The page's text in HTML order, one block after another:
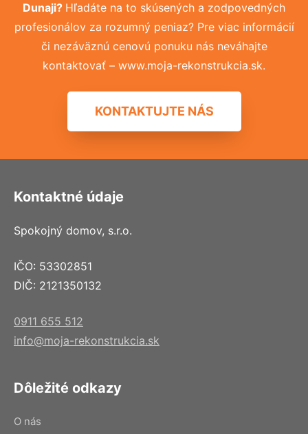
Dunaji? Hľadáte na to skúsených a zodpovedných
profesionálov za rozumný peniaz? Pre viac informácií
či nezáväznú cenovú ponuku nás neváhajte
kontaktovať – www.moja-rekonstrukcia.sk.
KONTAKTUJTE NÁS
Kontaktné údaje
Spokojný domov, s.r.o.
IČO: 53302851
DIČ: 2121350132
0911 655 512
info@moja-rekonstrukcia.sk
Dôležité odkazy
O nás